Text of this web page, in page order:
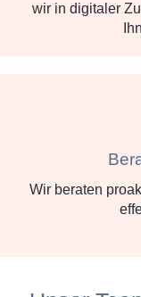
wir in digitaler
Wir beraten